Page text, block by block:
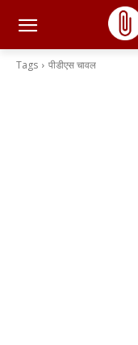
Tags पीडीएस चावल